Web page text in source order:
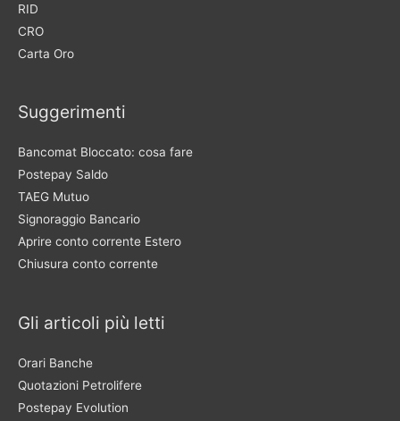
RID
CRO
Carta Oro
Suggerimenti
Bancomat Bloccato: cosa fare
Postepay Saldo
TAEG Mutuo
Signoraggio Bancario
Aprire conto corrente Estero
Chiusura conto corrente
Gli articoli più letti
Orari Banche
Quotazioni Petrolifere
Postepay Evolution